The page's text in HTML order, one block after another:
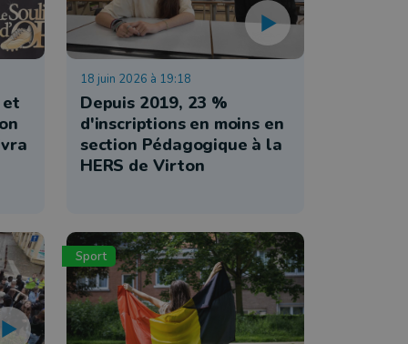
et
18 juin 2026 à 19:18
Depuis 2019, 23 %
d'inscriptions en moins en
section Pédagogique à la
HERS de Virton
Sport